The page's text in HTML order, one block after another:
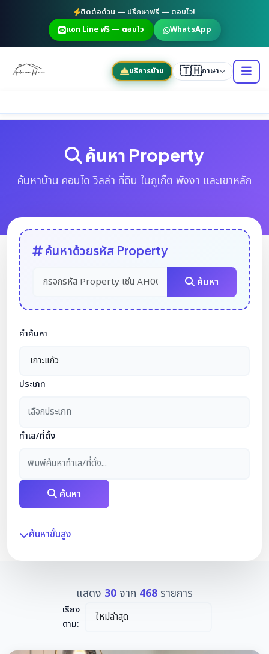
ติดต่อด่วน — ปรึกษาฟรี — ตอบไว!
แชท Line ฟรี — ตอบไว
WhatsApp
บริการบ้าน 🇹🇭ภาษา
ค้นหา Property
ค้นหาบ้าน คอนโด วิลล่า ที่ดิน ในภูเก็ต พังงา และเขาหลัก
ค้นหาด้วยรหัส Property
ค้นหา
คำค้นหา
ประเภท
เลือกประเภท
ทำเล/ที่ตั้ง
พิมพ์ค้นหาทำเล/ที่ตั้ง...
ค้นหา
ค้นหาขั้นสูง
แสดง 30 จาก 468 รายการ
เรียง
ตาม: